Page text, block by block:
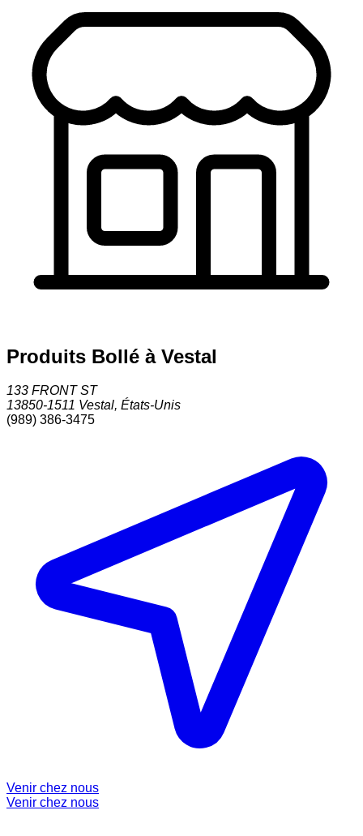
Produits Bollé à Vestal
133 FRONT ST
13850-1511 Vestal, États-Unis
(989) 386-3475
Venir chez nous
Venir chez nous